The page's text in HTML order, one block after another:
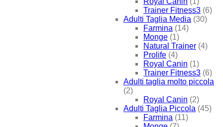
Trainer Fitness3 (6)
Adulti Taglia Media (30)
Farmina (14)
Monge (1)
Natural Trainer (4)
Prolife (4)
Royal Canin (1)
Trainer Fitness3 (6)
Adulti taglia molto piccola
(2)
Royal Canin (2)
Adulti Taglia Piccola (45)
Farmina (11)